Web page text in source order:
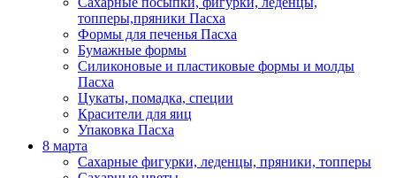
топперы,пряники Пасха
Формы для печенья Пасха
Бумажные формы
Силиконовые и пластиковые формы и молды
Пасха
Цукаты, помадка, специи
Красители для яиц
Упаковка Пасха
8 марта
Сахарные фигурки, леденцы, пряники, топперы